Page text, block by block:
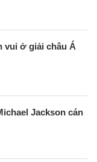
vui ở giải châu Á
Jackson cán